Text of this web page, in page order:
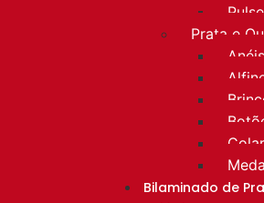
Prata e
Bilaminado de